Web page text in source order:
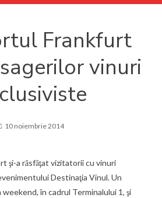
Frankfurt
vinuri
10 noiembrie 2014
şi-a răsfăţat vizitatorii cu vinuri
Destinaţia Vinul. Un
în cadrul Terminalului 1, şi